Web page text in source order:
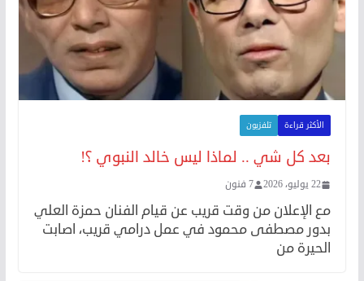
الأكثر قراءة تلفزيون
بعد كل شي .. لماذا ليس خالد النبوي ؟!
22 يوليو، 2026 7 فنون
مع الإعلان من وقت قريب عن قيام الفنان حمزة العلي
بدور مصطفى محمود في عمل درامي قريب، اصابت
الحيرة من